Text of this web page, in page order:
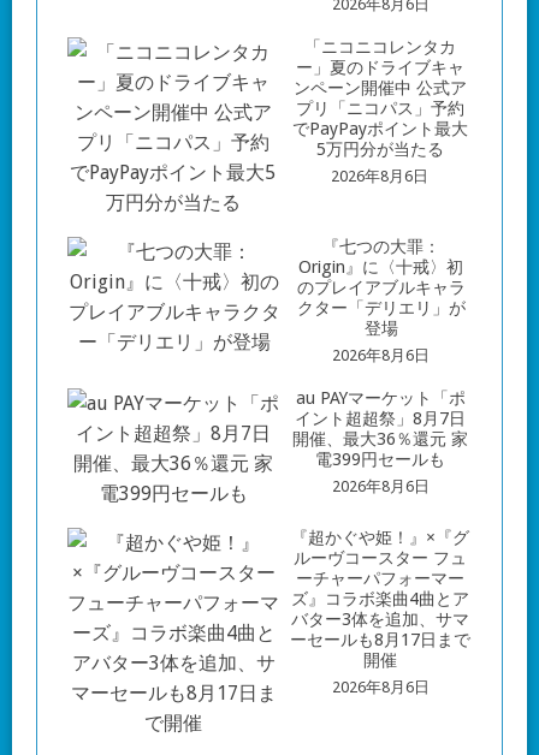
2026年8月6日
「ニコニコレンタカ
ー」夏のドライブキャ
ンペーン開催中 公式ア
プリ「ニコパス」予約
でPayPayポイント最大
5万円分が当たる
2026年8月6日
『七つの大罪：
Origin』に〈十戒〉初
のプレイアブルキャラ
クター「デリエリ」が
登場
2026年8月6日
au PAYマーケット「ポ
イント超超祭」8月7日
開催、最大36％還元 家
電399円セールも
2026年8月6日
『超かぐや姫！』×『グ
ルーヴコースター フュ
ーチャーパフォーマー
ズ』コラボ楽曲4曲とア
バター3体を追加、サマ
ーセールも8月17日まで
開催
2026年8月6日